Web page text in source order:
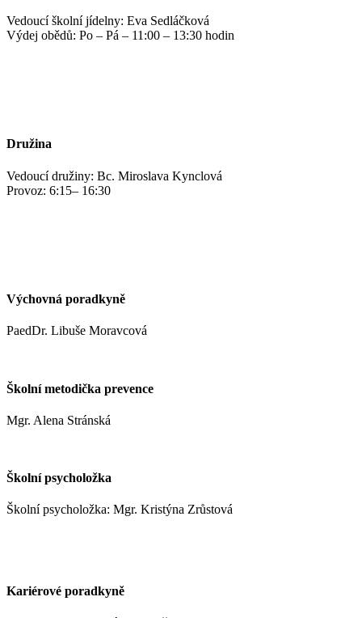
Vedoucí školní jídelny: Eva Sedláčková
Výdej obědů: Po – Pá – 11:00 – 13:30 hodin
Družina
Vedoucí družiny: Bc. Miroslava Kynclová
Provoz: 6:15– 16:30
Výchovná poradkyně
PaedDr. Libuše Moravcová
Školní metodička prevence
Mgr. Alena Stránská
Školní psycholožka
Školní psycholožka: Mgr. Kristýna Zrůstová
Kariérové poradkyně